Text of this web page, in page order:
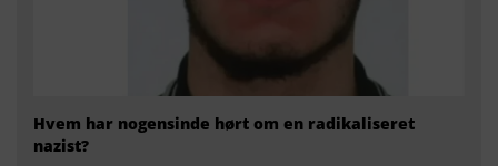
Hvem har nogensinde hørt om en radikaliseret
nazist?